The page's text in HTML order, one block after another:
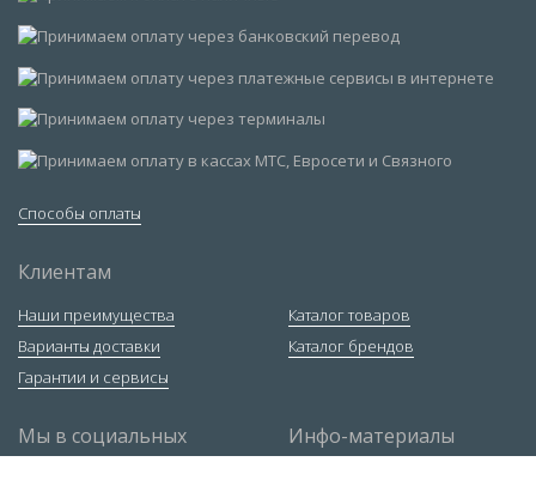
Способы оплаты
Клиентам
Наши преимущества
Варианты доставки
Гарантии и сервисы
Каталог товаров
Каталог брендов
Мы в социальных
сетях
Инфо-материалы